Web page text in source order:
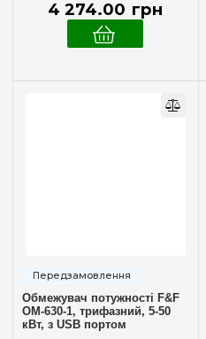
4 274.00 грн
Обмежувач потужності F&F
OM-630-1, трифазний, 5-50
кВт, з USB портом